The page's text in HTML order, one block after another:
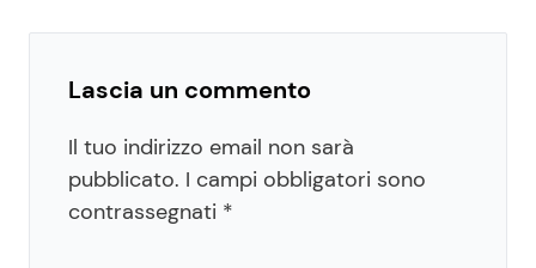
Lascia un commento
Il tuo indirizzo email non sarà
pubblicato. I campi obbligatori sono
contrassegnati *